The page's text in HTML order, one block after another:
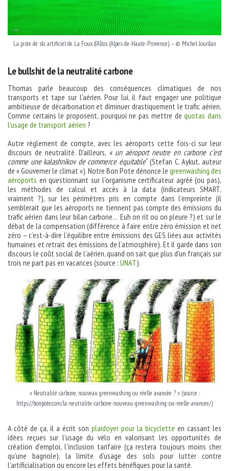
La piste de ski artificiel de La Foux d’Allos (Alpes-de-Haute-Provence). – © Michel Jourdan
Le bullshit de la neutralité carbone
Thomas parle beaucoup des conséquences climatiques de nos
transports et tape sur l’aérien. Pour lui, il faut engager une politique
ambitieuse de décarbonation et diminuer drastiquement le trafic aérien.
Comme certains le proposent, pourquoi ne pas mettre dequotas dans
l’usage de transport aérien ?
Autre règlement de compte, avec les aéroports cette fois-ci sur leur
discours de neutralité. D’ailleurs, « un aéroport neutre en carbone c’est
comme une kalashnikov de commerce équitable“ (Stefan C. Aykut, auteur
de « Gouverner le climat »). Notre Bon Pote dénonce le greenwashing des
aéroports en questionnant sur l’organisme certificateur agréé (ou pas),
les méthodes de calcul et accès à la data (indicateurs SMART,
vraiment ?), sur les périmètres pris en compte dans l’empreinte (il
semblerait que les aéroports ne tiennent pas compte des émissions du
trafic aérien dans leur bilan carbone… Euh on rit ou on pleure ?) et sur le
débat de la compensation (différence à faire entre zéro émission et net
zéro – c’est-à-dire l’équilibre entre émissions des GES liées aux activités
humaines et retrait des émissions de l’atmosphère). Et il garde dans son
discours le coût social de l’aérien, quand on sait que plus d’un français sur
trois ne part pas en vacances (source : UNAT).
« Neutralité carbone, nouveau greenwashing ou réelle avancée ? » (source :
https://bonpote.com/la-neutralite-carbone-nouveau-greenwashing-ou-reelle-avancee/)
A côté de ça, il a écrit son plaidoyer pour la bicyclette en cassant les
idées reçues sur l’usage du vélo en valorisant les opportunités de
création d’emploi, l’inclusion tarifaire (ça restera toujours moins cher
qu’une bagnole), la limite d’usage des sols pour lutter contre
l’artificialisation ou encore les effets bénéfiques pour la santé.